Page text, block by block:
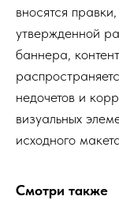
вносятся
утвержденной
баннера,
недочетов и
визуальных
исходного
Смотри также